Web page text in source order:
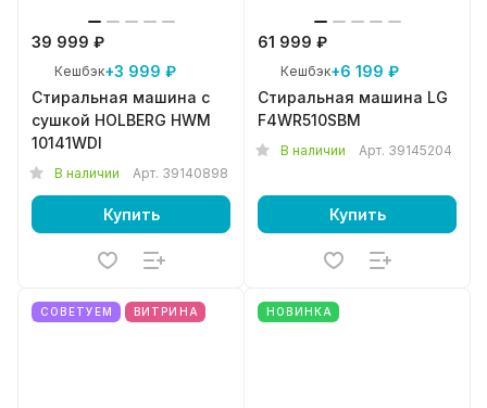
39 999 ₽
Кешбэк+3 999 ₽
Стиральная машина с
сушкой HOLBERG HWM
10141WDI
В наличии Арт. 39140898
Купить
61 999 ₽
Кешбэк+6 199 ₽
Стиральная машина LG
F4WR510SBM
В наличии Арт. 39145204
Купить
СОВЕТУЕМ ВИТРИНА НОВИНКА